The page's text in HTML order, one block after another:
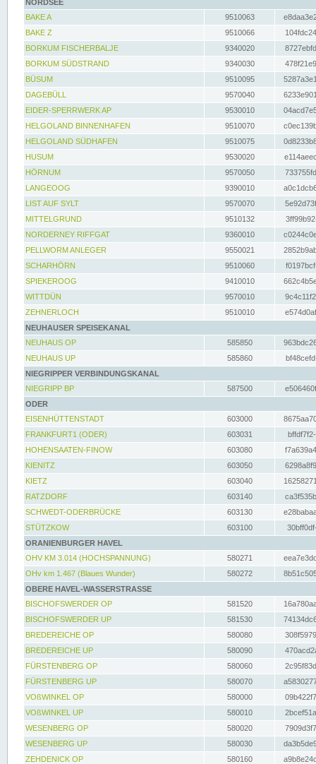
NORDSEE
BAKE A
9510063
BAKE Z
9510066
BORKUM FISCHERBALJE
9340020
BORKUM SÜDSTRAND
9340030
BÜSUM
9510095
DAGEBÜLL
9570040
EIDER-SPERRWERK AP
9530010
HELGOLAND BINNENHAFEN
9510070
HELGOLAND SÜDHAFEN
9510075
HUSUM
9530020
HÖRNUM
9570050
LANGEOOG
9390010
LIST AUF SYLT
9570070
MITTELGRUND
9510132
NORDERNEY RIFFGAT
9360010
PELLWORM ANLEGER
9550021
SCHARHÖRN
9510060
SPIEKEROOG
9410010
WITTDÜN
9570010
ZEHNERLOCH
9510010
NEUHAUSER SPEISEKANAL
NEUHAUS OP
585850
NEUHAUS UP
585860
NIEGRIPPER VERBINDUNGSKANAL
NIEGRIPP BP
587500
ODER
EISENHÜTTENSTADT
603000
FRANKFURT1 (ODER)
603031
HOHENSAATEN-FINOW
603080
KIENITZ
603050
KIETZ
603040
RATZDORF
603140
SCHWEDT-ODERBRÜCKE
603130
STÜTZKOW
603100
ORANIENBURGER HAVEL
OHV KM 3.014 (HOCHSPANNUNG)
580271
OHv km 1.467 (Blaues Wunder)
580272
OBERE HAVEL-WASSERSTRASSE
BISCHOFSWERDER OP
581520
BISCHOFSWERDER UP
581530
BREDEREICHE OP
580080
BREDEREICHE UP
580090
FÜRSTENBERG OP
580060
FÜRSTENBERG UP
580070
VOßWINKEL OP
580000
VOßWINKEL UP
580010
WESENBERG OP
580020
WESENBERG UP
580030
ZEHDENICK OP
580160